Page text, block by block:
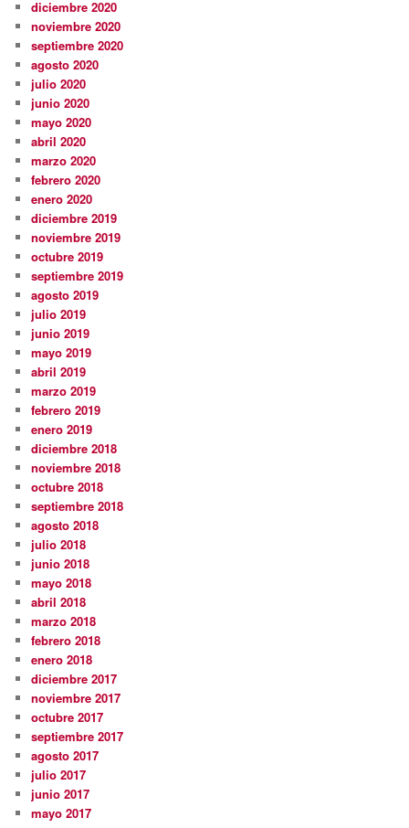
diciembre 2020
noviembre 2020
septiembre 2020
agosto 2020
julio 2020
junio 2020
mayo 2020
abril 2020
marzo 2020
febrero 2020
enero 2020
diciembre 2019
noviembre 2019
octubre 2019
septiembre 2019
agosto 2019
julio 2019
junio 2019
mayo 2019
abril 2019
marzo 2019
febrero 2019
enero 2019
diciembre 2018
noviembre 2018
octubre 2018
septiembre 2018
agosto 2018
julio 2018
junio 2018
mayo 2018
abril 2018
marzo 2018
febrero 2018
enero 2018
diciembre 2017
noviembre 2017
octubre 2017
septiembre 2017
agosto 2017
julio 2017
junio 2017
mayo 2017